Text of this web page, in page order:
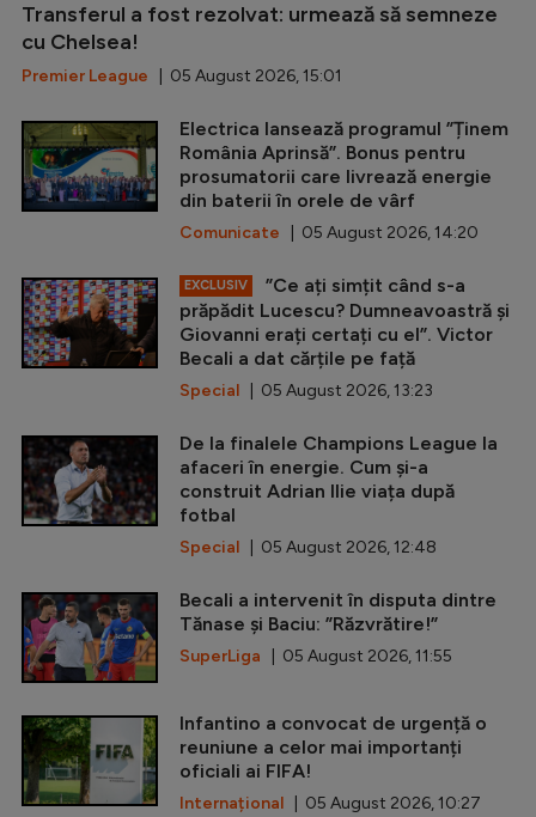
Transferul a fost rezolvat: urmează să semneze
cu Chelsea!
Premier League | 05 August 2026, 15:01
Electrica lansează programul ”Ținem
România Aprinsă”. Bonus pentru
prosumatorii care livrează energie
din baterii în orele de vârf
Comunicate | 05 August 2026, 14:20
EXCLUSIV
”Ce ați simțit când s-a
prăpădit Lucescu? Dumneavoastră și
Giovanni erați certați cu el”. Victor
Becali a dat cărțile pe față
Special | 05 August 2026, 13:23
De la finalele Champions League la
afaceri în energie. Cum și-a
construit Adrian Ilie viața după
fotbal
Special | 05 August 2026, 12:48
Becali a intervenit în disputa dintre
Tănase și Baciu: ”Răzvrătire!”
SuperLiga | 05 August 2026, 11:55
Infantino a convocat de urgență o
reuniune a celor mai importanți
oficiali ai FIFA!
Internațional | 05 August 2026, 10:27